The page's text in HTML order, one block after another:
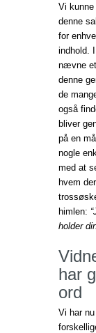
Vi
denne
for
indhold.
nævne
denne
de
også
bliver
på en
nogle
med at
hvem
himlen:
holder
har
ord
Vi har